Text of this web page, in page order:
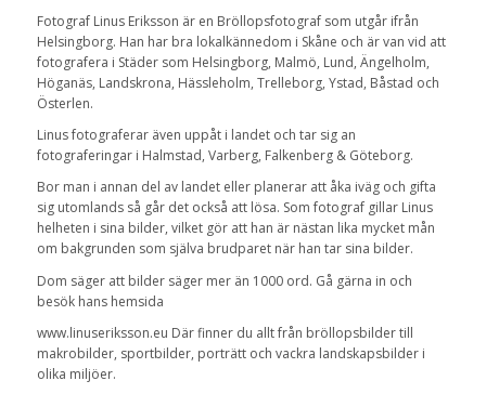
Fotograf Linus Eriksson är en Bröllopsfotograf som utgår ifrån
Helsingborg. Han har bra lokalkännedom i Skåne och är van vid att
fotografera i Städer som Helsingborg, Malmö, Lund, Ängelholm,
Höganäs, Landskrona, Hässleholm, Trelleborg, Ystad, Båstad och
Österlen.
Linus fotograferar även uppåt i landet och tar sig an
fotograferingar i Halmstad, Varberg, Falkenberg & Göteborg.
Bor man i annan del av landet eller planerar att åka iväg och gifta
sig utomlands så går det också att lösa. Som fotograf gillar Linus
helheten i sina bilder, vilket gör att han är nästan lika mycket mån
om bakgrunden som själva brudparet när han tar sina bilder.
Dom säger att bilder säger mer än 1000 ord. Gå gärna in och
besök hans hemsida
www.linuseriksson.eu Där finner du allt från bröllopsbilder till
makrobilder, sportbilder, porträtt och vackra landskapsbilder i
olika miljöer.